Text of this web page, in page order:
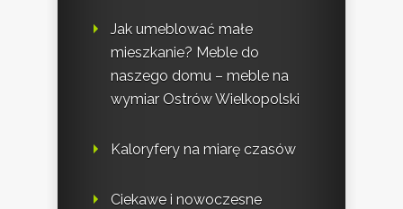
Jak umeblować małe
mieszkanie? Meble do
naszego domu – meble na
wymiar Ostrów Wielkopolski
Kaloryfery na miarę czasów
Ciekawe i nowoczesne